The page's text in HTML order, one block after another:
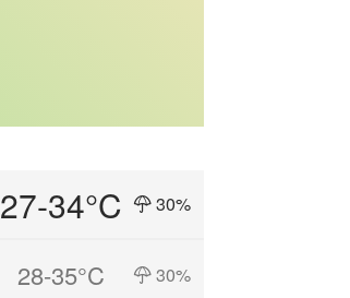
27-34°C 30%
28-35°C 30%